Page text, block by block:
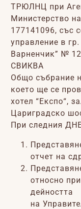
ТРЮЛНЦ при
Министерство
177141096, със
управление в
Варненчик” №
СВИКВА
Общо събрание
което ще се
хотел “Експо“,
Цариградско
При следния
отчет на
относно
дейността
на